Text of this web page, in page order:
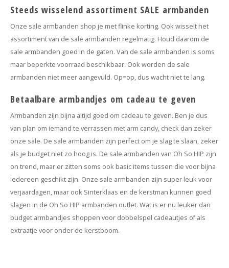
Steeds wisselend assortiment SALE armbanden
Onze sale armbanden shop je met flinke korting. Ook wisselt het
assortiment van de sale armbanden regelmatig. Houd daarom de
sale armbanden goed in de gaten. Van de sale armbanden is soms
maar beperkte voorraad beschikbaar. Ook worden de sale
armbanden niet meer aangevuld. Op=op, dus wacht niet te lang.
Betaalbare armbandjes om cadeau te geven
Armbanden zijn bijna altijd goed om cadeau te geven. Ben je dus
van plan om iemand te verrassen met arm candy, check dan zeker
onze sale. De sale armbanden zijn perfect om je slag te slaan, zeker
als je budget niet zo hoog is. De sale armbanden van Oh So HIP zijn
on trend, maar er zitten soms ook basic items tussen die voor bijna
iedereen geschikt zijn. Onze sale armbanden zijn super leuk voor
verjaardagen, maar ook Sinterklaas en de kerstman kunnen goed
slagen in de Oh So HIP armbanden outlet. Wat is er nu leuker dan
budget armbandjes shoppen voor dobbelspel cadeautjes of als
extraatje voor onder de kerstboom.